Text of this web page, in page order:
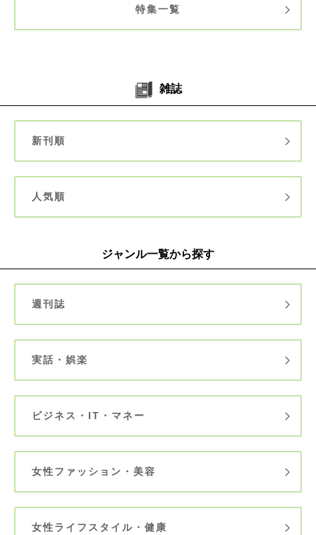
特集一覧
雑誌
新刊順
人気順
ジャンル一覧から探す
週刊誌
実話・娯楽
ビジネス・IT・マネー
女性ファッション・美容
女性ライフスタイル・健康